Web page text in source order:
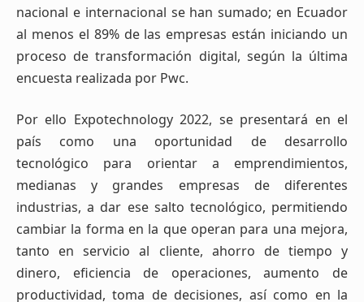
nacional e internacional se han sumado; en Ecuador
al menos el 89% de las empresas están iniciando un
proceso de transformación digital, según la última
encuesta realizada por Pwc.
Por ello Expotechnology 2022, se presentará en el
país como una oportunidad de desarrollo
tecnológico para orientar a emprendimientos,
medianas y grandes empresas de diferentes
industrias, a dar ese salto tecnológico, permitiendo
cambiar la forma en la que operan para una mejora,
tanto en servicio al cliente, ahorro de tiempo y
dinero, eficiencia de operaciones, aumento de
productividad, toma de decisiones, así como en la